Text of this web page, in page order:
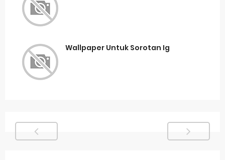
Wallpaper Untuk Sorotan Ig